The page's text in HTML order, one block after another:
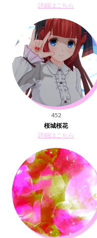
詳細はこちら
452
桜城桜花
詳細はこちら